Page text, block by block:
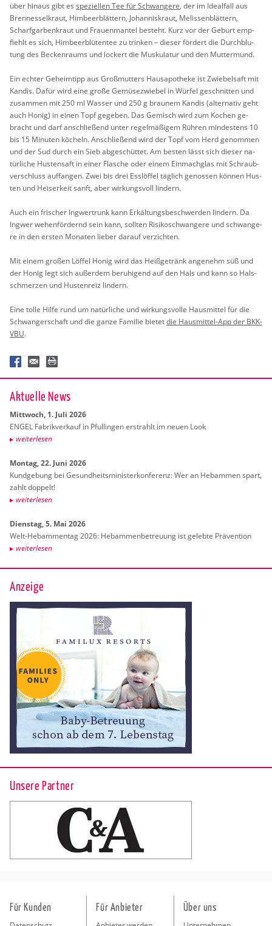
über hin­aus gibt es spe­zi­el­len Tee für Schwan­ge­re, der im Ide­al­fall aus
Bren­nes­sel­kraut, Him­beer­blät­tern, Jo­han­nis­kraut, Me­lis­sen­blät­tern,
Scharf­gar­ben­kraut und Frau­en­man­tel be­steht. Kurz vor der Ge­burt emp­
fiehlt es sich, Him­beer­blü­ten­tee zu trin­ken – die­ser för­dert die Durch­blu­
tung des Be­cken­raums und lo­ckert die Mus­ku­la­tur und den Mut­ter­mund.
Ein ech­ter Ge­heim­tipp aus Gro­ßmut­ters Haus­apo­the­ke ist Zwie­bel­saft mit
Kan­dis. Dafür wird eine große Ge­mü­se­zwie­bel in Wür­fel ge­schnit­ten und
zu­sam­men mit 250 ml Was­ser und 250 g brau­nem Kan­dis (al­ter­na­tiv geht
auch Honig) in einen Topf ge­ge­ben. Das Ge­misch wird zum Ko­chen ge­
bracht und darf an­schlie­ßend unter re­gel­mä­ßi­gem Rüh­ren min­des­tens 10
bis 15 Mi­nu­ten kö­cheln. An­schlie­ßend wird der Topf vom Herd ge­nom­men
und der Sud durch ein Sieb ab­ge­schüt­tet. Am bes­ten lässt sich die­ser na­
tür­li­che Hus­ten­saft in einer Fla­sche oder einem Ein­mach­glas mit Schraub­
ver­schluss auf­fan­gen. Zwei bis drei Ess­löf­fel täg­lich ge­nos­sen kön­nen Hus­
ten und Hei­ser­keit sanft, aber wir­kungs­voll lin­dern.
Auch ein fri­scher Ing­wer­trunk kann Er­käl­tungs­be­schwer­den lin­dern. Da
Ing­wer we­hen­för­dernd sein kann, soll­ten Ri­si­ko­schwan­ge­re und schwan­ge­
re in den ers­ten Mo­na­ten lie­ber dar­auf ver­zich­ten.
Mit einem gro­ßen Löf­fel Honig wird das Hei­ß­ge­tränk an­ge­nehm süß und
der Honig legt sich au­ßer­dem be­ru­hi­gend auf den Hals und kann so Hals­
schmer­zen und Hus­ten­reiz lin­dern.
Eine tolle Hilfe rund um na­tür­li­che und wir­kungs­vol­le Haus­mit­tel für die
Schwan­ger­schaft und die ganze Fa­mi­lie bie­tetdie Haus­mit­tel-App der BKK-
VBU.
Ak­tu­el­le News
Mitt­woch, 1. Juli 2026
ENGEL Fa­brik­ver­kauf in Pful­lin­gen er­strahlt im neuen Look
wei­ter­le­sen
Mon­tag, 22. Juni 2026
Kund­ge­bung bei Ge­sund­heits­mi­nis­ter­kon­fe­renz: Wer an Heb­am­men spart,
zahlt dop­pelt!
wei­ter­le­sen
Diens­tag, 5. Mai 2026
Welt-Heb­am­men­tag 2026: Heb­am­men­be­treu­ung ist ge­leb­te Prä­ven­ti­on
wei­ter­le­sen
Anzeige
Unsere Partner
Für Kunden Für Anbieter Über uns